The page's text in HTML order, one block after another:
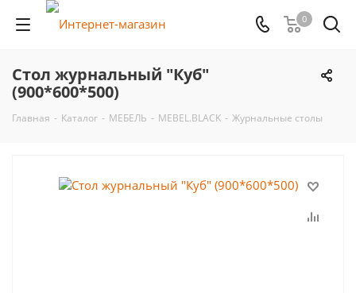
0
Стол журнальный "Куб"
(900*600*500)
Главная - Каталог - МЕБЕЛЬ - MEBEL.BLACK - Журнальные столы